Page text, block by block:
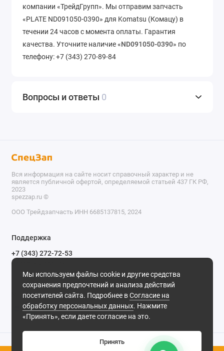
компании «ТрейдГрупп». Мы отправим запчасть
«PLATE ND091050-0390» для Komatsu (Комацу) в
течении 24 часов с момента оплаты. Гарантия
качества. Уточните наличие «ND091050-0390» по
телефону: +7 (343) 270-89-84
Вопросы и ответы 0
Мы используем файлы cookie и другие средства
сохранения предпочтений и анализа действий
посетителей сайта. Подробнее вСогласие на
обработку персональных данных. Нажмите
«Принять», если даете согласие на это.
Принять
Вся информация на сайте носит справочный характер и не
является публичной офертой, определяемой статьей 437 ГК РФ,
2023
spezzap.ru ©️
ООО Трейдзапчасть ИНН 6685137815, 2024
Поддержка
+7 (343) 272-72-53
Обратный звонок
620030, г. Екатеринбург, ул. Карьерная, д. 14, оф. 14.
Мы в сети